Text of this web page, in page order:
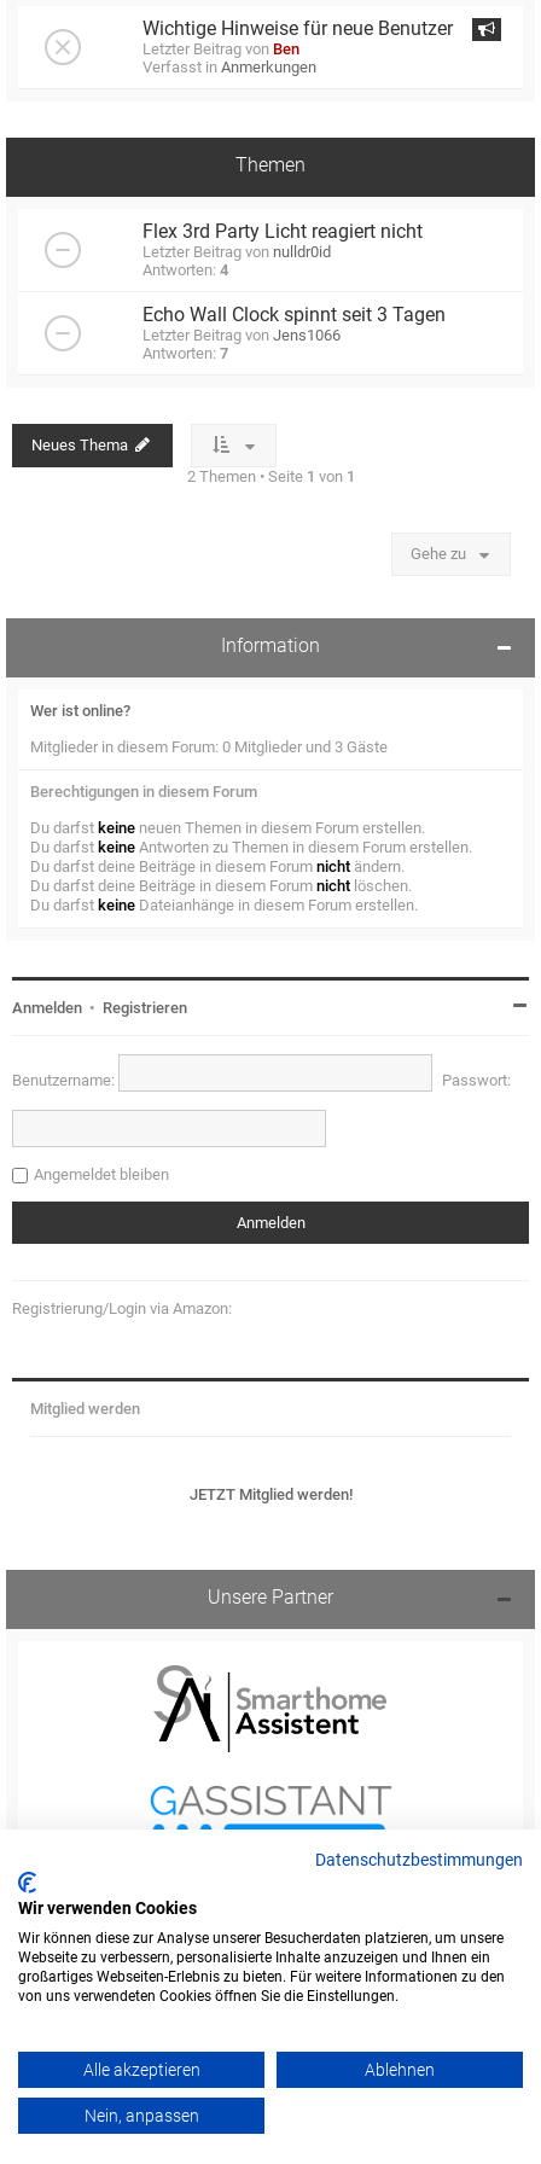
Wichtige Hinweise für neue Benutzer
Letzter Beitrag von Ben
Verfasst in Anmerkungen
Themen
Flex 3rd Party Licht reagiert nicht
Letzter Beitrag von nulldr0id
Antworten: 4
Echo Wall Clock spinnt seit 3 Tagen
Letzter Beitrag von Jens1066
Antworten: 7
Neues Thema
2 Themen • Seite 1 von 1
Gehe zu
Information
Wer ist online?
Mitglieder in diesem Forum: 0 Mitglieder und 3 Gäste
Berechtigungen in diesem Forum
Du darfst keine neuen Themen in diesem Forum erstellen.
Du darfst keine Antworten zu Themen in diesem Forum erstellen.
Du darfst deine Beiträge in diesem Forum nicht ändern.
Du darfst deine Beiträge in diesem Forum nicht löschen.
Du darfst keine Dateianhänge in diesem Forum erstellen.
Anmelden • Registrieren
Benutzername: Passwort:
Angemeldet bleiben
Registrierung/Login via Amazon:
Mitglied werden
JETZT Mitglied werden!
Unsere Partner
Startseite Foren-Übersicht
Legende Kontakt
Werbung buchen
Amazon ist eine Marke von Amazon.com, Inc.
Weitere Marken und Markennamen sind Eigentum ihrer jeweiligen Inhaber.
© Copyright alefo.de - 2016-2025. Alle Rechte vorbehalten.
Datenschutzbestimmungen
Wir verwenden Cookies
Wir können diese zur Analyse unserer Besucherdaten platzieren, um unsere
Webseite zu verbessern, personalisierte Inhalte anzuzeigen und Ihnen ein
großartiges Webseiten-Erlebnis zu bieten. Für weitere Informationen zu den
von uns verwendeten Cookies öffnen Sie die Einstellungen.
Alle akzeptieren Ablehnen
Nein, anpassen